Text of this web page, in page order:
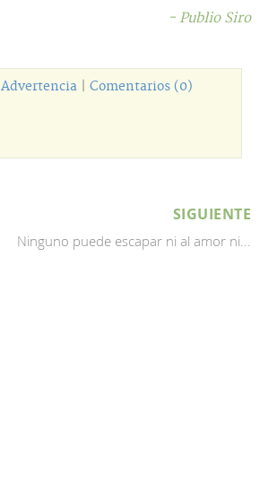
- Publio Siro
Advertencia Comentarios (0)
SIGUIENTE
Ninguno puede escapar ni al amor ni...